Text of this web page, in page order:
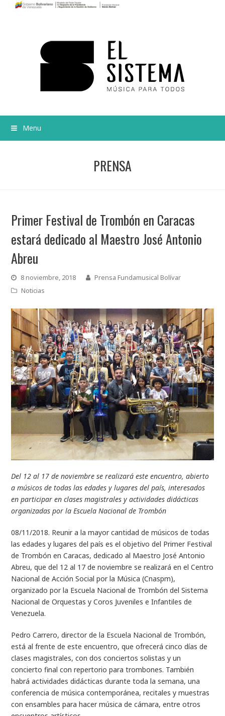
Menu
PRENSA
Primer Festival de Trombón en Caracas
estará dedicado al Maestro José Antonio
Abreu
8 noviembre, 2018
Prensa Fundamusical Bolívar
Noticias
Del 12 al 17 de noviembre se realizará este encuentro, abierto
a músicos de todas las edades y lugares del país, interesados
en participar en clases magistrales y actividades didácticas
organizadas por la Escuela Nacional de Trombón
08/11/2018. Reunir a la mayor cantidad de músicos de todas
las edades y lugares del país es el objetivo del Primer Festival
de Trombón en Caracas, dedicado al Maestro José Antonio
Abreu, que del 12 al 17 de noviembre se realizará en el Centro
Nacional de Acción Social por la Música (Cnaspm),
organizado por la Escuela Nacional de Trombón del Sistema
Nacional de Orquestas y Coros Juveniles e Infantiles de
Venezuela.
Pedro Carrero, director de la Escuela Nacional de Trombón,
está al frente de este encuentro, que ofrecerá cinco días de
clases magistrales, con dos conciertos solistas y un
concierto final con repertorio para trombones. También
habrá actividades didácticas durante toda la semana, una
conferencia de música contemporánea, recitales y muestras
con ensambles para hacer música de cámara, entre otros